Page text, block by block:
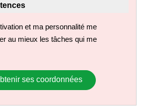
et ma personnalité me
au mieux les tâches qui me
ses coordonnées